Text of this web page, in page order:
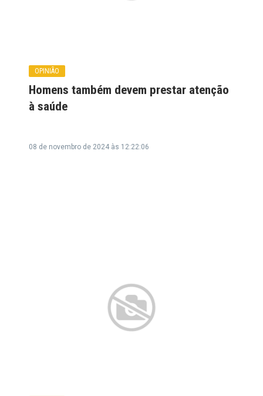
OPINIÃO
Homens também devem prestar atenção
à saúde
08 de novembro de 2024 às 12:22:06